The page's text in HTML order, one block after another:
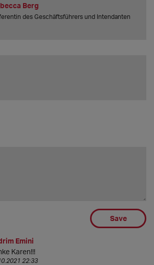
Berg
des Geschäftsführers und Intendanten
Save
Emini
Karen!!!
22:33